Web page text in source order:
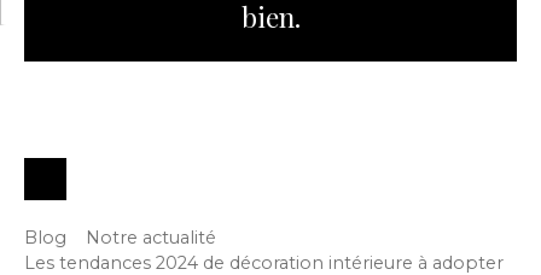
bien.
Blog
Notre actualité
Les tendances 2024 de décoration intérieure à adopter